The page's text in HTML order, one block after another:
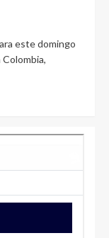
este domingo